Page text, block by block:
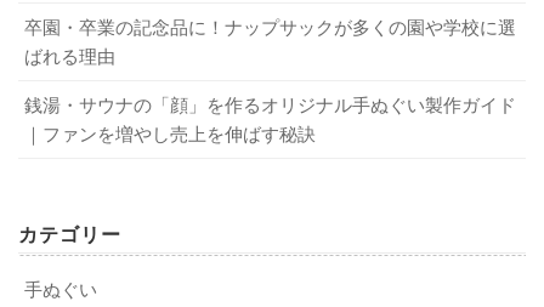
卒園・卒業の記念品に！ナップサックが多くの園や学校に選
ばれる理由
銭湯・サウナの「顔」を作るオリジナル手ぬぐい製作ガイド
｜ファンを増やし売上を伸ばす秘訣
カテゴリー
手ぬぐい